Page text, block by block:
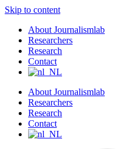
Skip to content
About Journalismlab
Researchers
Research
Contact
About Journalismlab
Researchers
Research
Contact